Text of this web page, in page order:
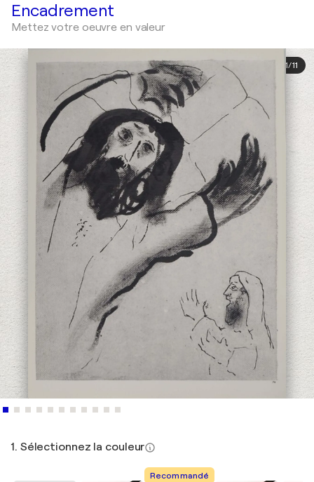
Encadrement
Mettez votre oeuvre en valeur
1/11
1. Sélectionnez la couleur
Recommandé